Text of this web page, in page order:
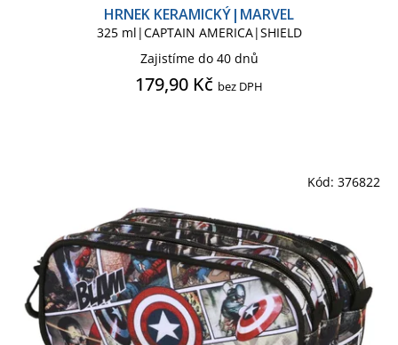
Penál na tužky|Taštička
Plakát mini Podložka pod myš
Světlo lampička Tričko dámské
Tričko dětské Tričko pánské
HRNEK KERAMICKÝ|MARVEL
325 ml|CAPTAIN AMERICA|SHIELD
Zajistíme do 40 dnů
179,90 Kč bez DPH
Kód: 376822